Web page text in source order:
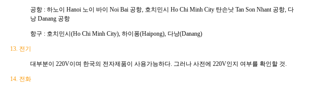
공항 : 하노이 Hanoi 노이 바이 Noi Bai 공항, 호치민시 Ho Chi Minh City 탄손낫 Tan Son Nhant 공항, 다
낭 Danang 공항
항구 : 호치민시(Ho Chi Minh City), 하이퐁(Haipong), 다낭(Danang)
13. 전기
대부분이 220V이며 한국의 전자제품이 사용가능하다. 그러나 사전에 220V인지 여부를 확인할 것.
14. 전화